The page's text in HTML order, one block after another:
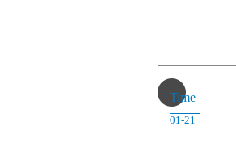
Time
01-21